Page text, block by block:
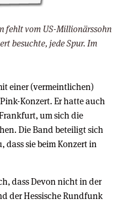
fehlt vom US-Millionärssohn
besuchte, jede Spur. Im
einer (vermeintlichen)
Konzert. Er hatte auch
um sich die
Die Band beteiligt sich
sie beim Konzert in
dass Devon nicht in der
der Hessische Rundfunk